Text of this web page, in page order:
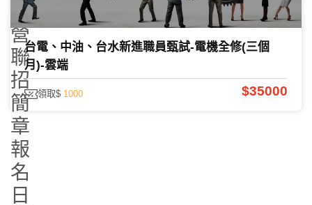
國
營
聯
招
簡
章
報
名
日
台電、中油、台水新進職員甄試-電機全修(三個
月)-雲端
領取$ 1000 $35000